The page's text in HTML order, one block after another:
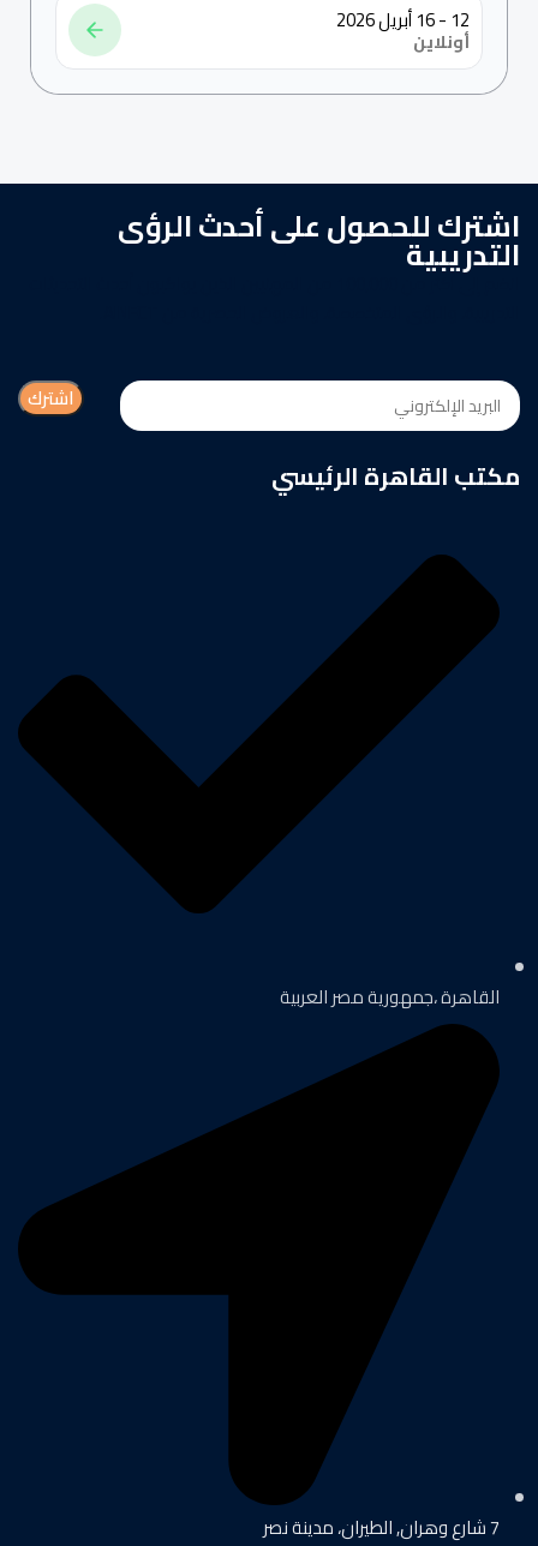
12 - 16 أبريل 2026
أونلاين
اشترك للحصول على أحدث الرؤى
التدريبية
مكتب القاهرة الرئيسي
القاهرة ،جمهورية مصر العربية
7 شارع وهران, الطيران، مدينة نصر